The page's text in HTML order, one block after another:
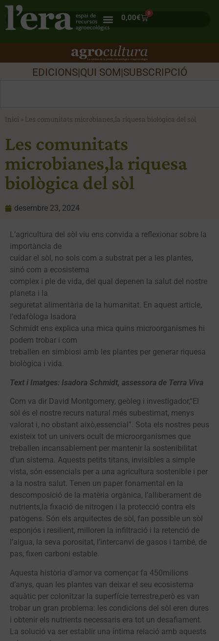
0,00€
0
EDICIONS|QUI SOM|SUBSCRIPCIÓ
Inici » Les comunitats microbianes,la riquesa biològica del sòl
Les comunitats
microbianes,la riquesa
biològica del sòl
desembre 23, 2024
L’agricultura del sòl viu ens convida a reflexionar sobre la
importància de
cuidar el sòl, no sols com a substrat per a les plantes,
sinó com a ecosistema
complex i ple de vida, del qual depenen la salut del nostre
planeta i la
seguretat alimentària de la humanitat. En aquest article,
l’edafòloga Isadora
Schmidt ens explica una mica quins microorganismes hi
podem trobar i com
treballen en simbiosi amb les plantes per generar riquesa
biològica i vida.
Text i Imatges: Isadora Schmidt, assessora de Terra Viva
Com va dir David Montgomery, geòleg i investigador,“El
sòl és el nostre recurs natural més subestimat, menys
valorat i, no obstant això,essencial”. Sota els nostres peus
existeix tot un univers ocult de microorganismes que
treballen incansablement per mantenir la sostenibilitat
d’un sistema. Aquests petits titans, invisibles a simple
vista, són essencials per a una agricultura sostenible i per
a la nostra salut. Tenen un paper fonamental en la
descomposició de la matèria orgànica, l’alliberament de
nutrients,la fixació de nitrogen i la protecció contra els
patògens. Són els arquitectes de sòl, fan possible un sòl
esponjós i resilient, milloren la infiltració i la retenció de
l’aigua, la seva porositat, l’intercanvi de gasos i també, de
pas, fixen carboni estable.
Aquesta història d’amor va començar fa 450milions
d’anys, quan les plantes van deixar el seu ecosistema
aquàtic per colonitzar la superfície terrestre,però es van
trobar un gran problema: les condicions del sòl eren dures
i obtenir els nutrients necessaris era tot un desafiament.
La solució va ser establir una íntima relació amb aquests